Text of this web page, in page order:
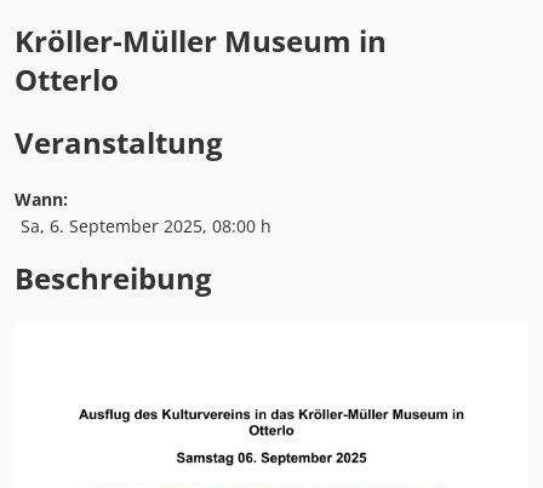
Kröller-Müller Museum in
Otterlo
Veranstaltung
Wann:
Sa, 6. September 2025, 08:00 h
Beschreibung